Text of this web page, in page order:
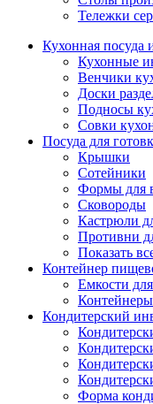
Тележки
Кухонная посуда
Кухонные
Венчики
Доски
Подносы
Совки
Посуда для
Крышки
Сотейники
Формы для
Сковороды
Кастрюли
Противни
Показать
Контейнер
Емкости
Кондитерский
Форма